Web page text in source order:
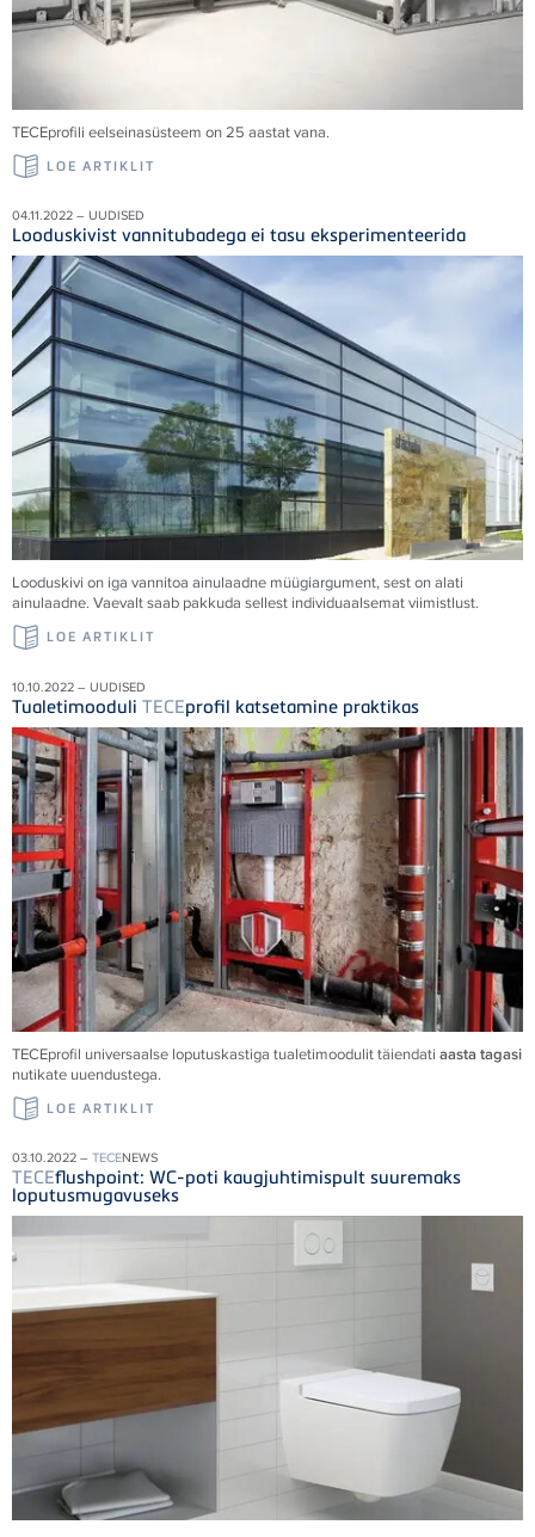
TECEprofili eelseinasüsteem on 25 aastat vana.
LOE ARTIKLIT
04.11.2022 – UUDISED
Looduskivist vannitubadega ei tasu eksperimenteerida
Looduskivi on iga vannitoa ainulaadne müügiargument, sest on alati
ainulaadne. Vaevalt saab pakkuda sellest individuaalsemat viimistlust.
LOE ARTIKLIT
10.10.2022 – UUDISED
Tualetimooduli TECEprofil katsetamine praktikas
TECEprofil universaalse loputuskastiga tualetimoodulit täiendati aasta tagasi
nutikate uuendustega.
LOE ARTIKLIT
03.10.2022 – TECENEWS
TECEflushpoint: WC-poti kaugjuhtimispult suuremaks
loputusmugavuseks